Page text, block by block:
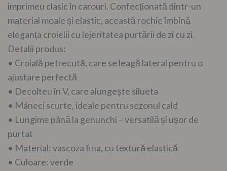
imprimeu clasic în carouri. Confecționată dintr-un
material moale și elastic, această rochie îmbină
eleganța croielii cu lejeritatea purtării de zi cu zi.
Detalii produs:
• Croială petrecută, care se leagă lateral pentru o
ajustare perfectă
• Decolteu în V, care alungește silueta
• Mâneci scurte, ideale pentru sezonul cald
• Lungime până la genunchi – versatilă și ușor de
purtat
• Material: vascoza fina, cu textură elastică
• Culoare: verde